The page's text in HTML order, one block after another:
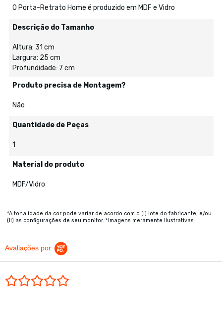
O Porta-Retrato Home é produzido em MDF e Vidro
Descrição do Tamanho
Altura: 31 cm
Largura: 25 cm
Profundidade: 7 cm
Produto precisa de Montagem?
Não
Quantidade de Peças
1
Material do produto
MDF/Vidro
*A tonalidade da cor pode variar de acordo com o (I) lote do fabricante; e/ou
(II) as configurações de seu monitor. *Imagens meramente ilustrativas
Avaliações por